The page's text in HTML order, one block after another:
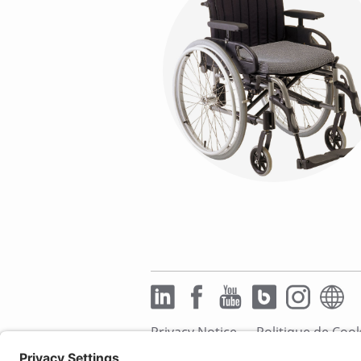
Privacy Notice
Politique de